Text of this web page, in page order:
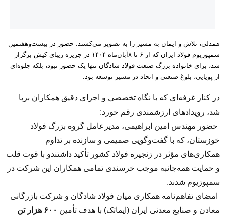
همدلی، تلاش و ایمان به مسیر را به تصویر می‌کشند. حضور در بیست‌وهفتمین
سمپوزیوم فولاد ایران که از ۶ تا ۸آبان‌ماه ۱۴۰۴ در جزیره زیبای کیش برگزار
شد، برای خانواده بزرگ صنعت فولاد شادگان تنها یک حضور نبود، بلکه جلوه‌ای
از پویایی، بلوغ صنعتی و اتحاد در مسیر توسعه بود.
در کنار غرفه‌ای که با نگاه تخصصی و اجرای دقیق همکاران برپا
شد، رویدادهای ارزشمندی رقم خورد:
حضور مهندس امین ابراهیمی، مدیرعامل گروه بزرگ فولاد
خوزستان، که با گفت‌وگویی صمیمی و سازنده بر تداوم
همکاری‌های مؤثر در زنجیره فولاد کشور تأکید داشتندو با قوت قلب
و حمایت همه‌جانبه موجب خرسندی تمامی همکاران این شرکت در
سمپوزیوم شدند.
امضای تفاهم‌نامه همکاری میان فولاد شادگان و شرکت بازرگانی
معادن و صنایع معدنی ایران (ایماتک) با هدف تأمین
۶۰۰ هزار تن